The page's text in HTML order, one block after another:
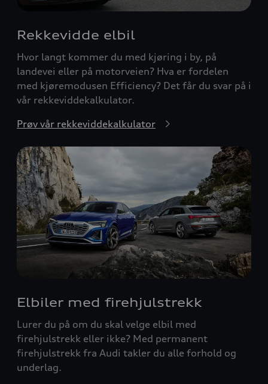
Rekkevidde elbil
Hvor langt kommer du med kjøring i by, på
landevei eller på motorveien? Hva er fordelen
med kjøremodusen Efficiency? Det får du svar på i
vår rekkeviddekalkulator.
Prøv vår rekkeviddekalkulator
Elbiler med firehjulstrekk
Lurer du på om du skal velge elbil med
firehjulstrekk eller ikke? Med permanent
firehjulstrekk fra Audi takler du alle forhold og
underlag.